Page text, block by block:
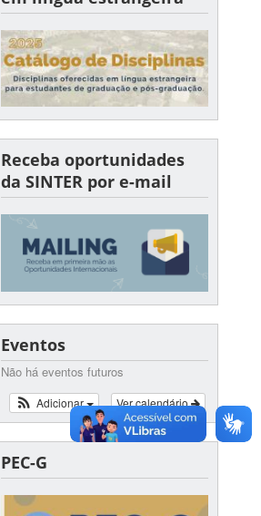
Receba oportunidades
da SINTER por e-mail
Eventos
Não há eventos futuros
Ver calendário
Adicionar
PEC-G